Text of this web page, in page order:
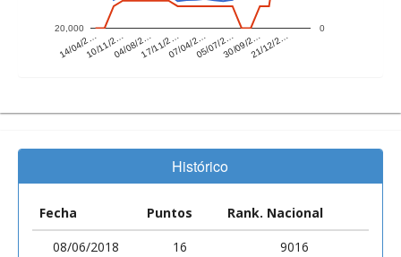
14/04/2…10/11/2…04/08/2…17/11/2…07/04/2…05/07/2…30/09/2…21/12/2…
20,000 0
Histórico
Fecha Puntos
Rank. Nacional
08/06/2018
16
9016